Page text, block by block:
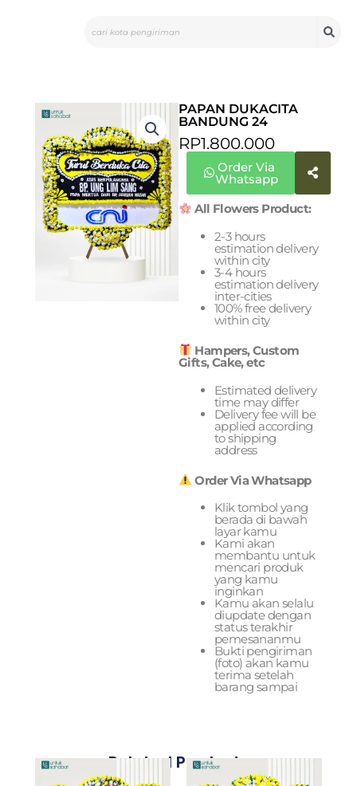
PAPAN DUKACITA
BANDUNG 24
RP1.800.000
Order Via
Whatsapp
All Flowers Product:
2-3 hours
estimation delivery
within city
3-4 hours
estimation delivery
inter-cities
100% free delivery
within city
Hampers, Custom
Gifts, Cake, etc
Estimated delivery
time may differ
Delivery fee will be
applied according
to shipping
address
Order Via Whatsapp
Klik tombol yang
berada di bawah
layar kamu
Kami akan
membantu untuk
mencari produk
yang kamu
inginkan
Kamu akan selalu
diupdate dengan
status terakhir
pemesananmu
Bukti pengiriman
(foto) akan kamu
terima setelah
barang sampai
Related Products